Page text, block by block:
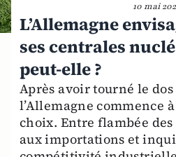
10 mai
L’Allemagne
ses centrales
peut-elle ?
Après avoir tourné le
l’Allemagne commence
choix. Entre flambée
aux importations et